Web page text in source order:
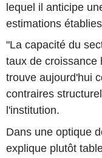
lequel il anticipe
estimations
"La capacité du
taux de croissance
trouve aujourd'hui
contraires
l'institution.
Dans une optique
explique plutôt